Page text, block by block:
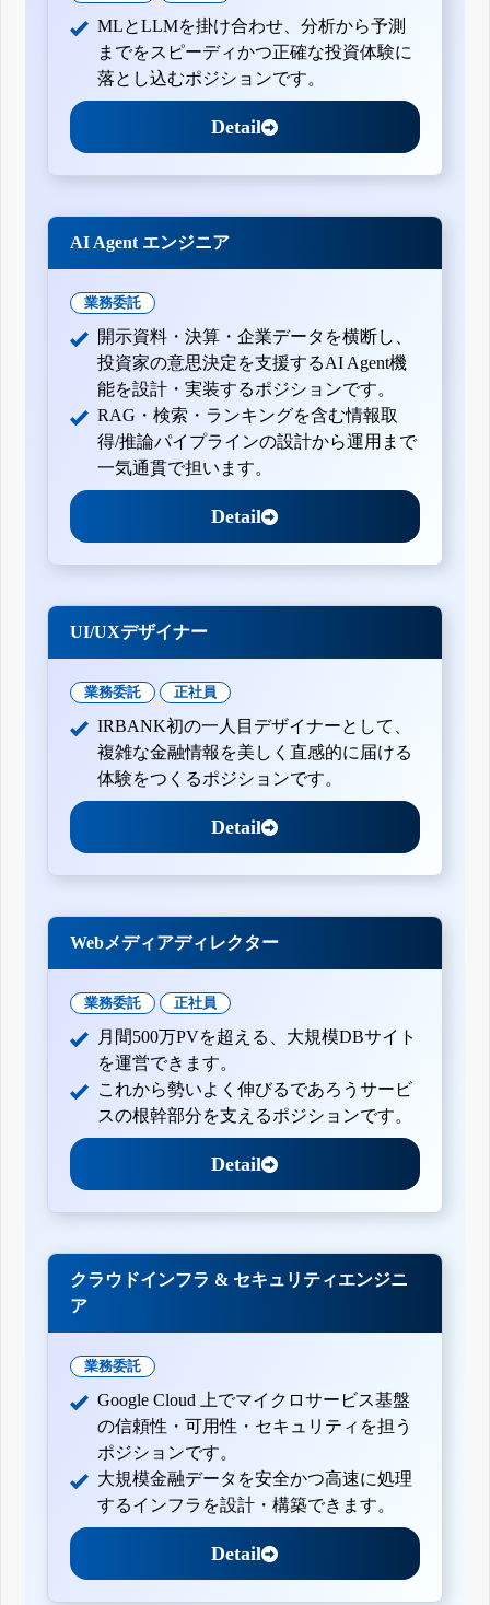
MLとLLMを掛け合わせ、分析から予測
までをスピーディかつ正確な投資体験に
落とし込むポジションです。
Detail
AI Agent エンジニア
業務委託
開示資料・決算・企業データを横断し、
投資家の意思決定を支援するAI Agent機
能を設計・実装するポジションです。
RAG・検索・ランキングを含む情報取
得/推論パイプラインの設計から運用まで
一気通貫で担います。
Detail
UI/UXデザイナー
業務委託 正社員
IRBANK初の一人目デザイナーとして、
複雑な金融情報を美しく直感的に届ける
体験をつくるポジションです。
Detail
Webメディアディレクター
業務委託 正社員
月間500万PVを超える、大規模DBサイト
を運営できます。
これから勢いよく伸びるであろうサービ
スの根幹部分を支えるポジションです。
Detail
クラウドインフラ & セキュリティエンジニ
ア
業務委託
Google Cloud 上でマイクロサービス基盤
の信頼性・可用性・セキュリティを担う
ポジションです。
大規模金融データを安全かつ高速に処理
するインフラを設計・構築できます。
Detail